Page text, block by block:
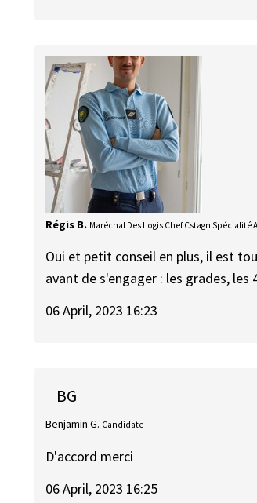
Régis B. Maréchal Des Logis Chef Cstagn Spécialité
Oui et petit conseil en plus, il est
avant de s'engager : les grades, les
06 April, 2023 16:23
BG
Benjamin G. Candidate
D'accord merci
06 April, 2023 16:25